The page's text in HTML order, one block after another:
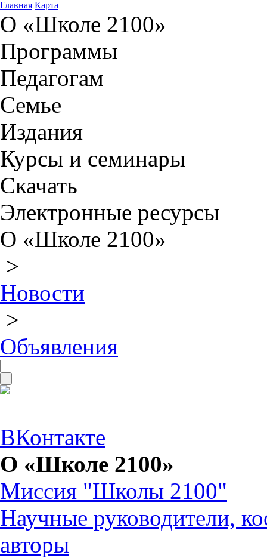
Главная Карта
О «Школе 2100»
Программы
Педагогам
Семье
Издания
Курсы и семинары
Скачать
Электронные ресурсы
О «Школе 2100»
>
Новости
>
Объявления
ВКонтакте
О «Школе 2100»
Миссия "Школы 2100"
Научные руководители,
авторы